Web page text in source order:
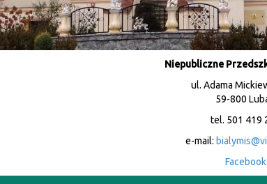
Niepubliczne
ul. Adama
59-800
tel. 501 419
e-mail:
Facebook